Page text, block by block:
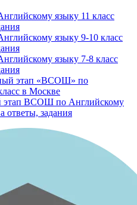
языку 11 класс
языку 9-10 класс
языку 7-8 класс
этап «ВСОШ» по
в Москве
этап ВСОШ по Английскому
ответы, задания